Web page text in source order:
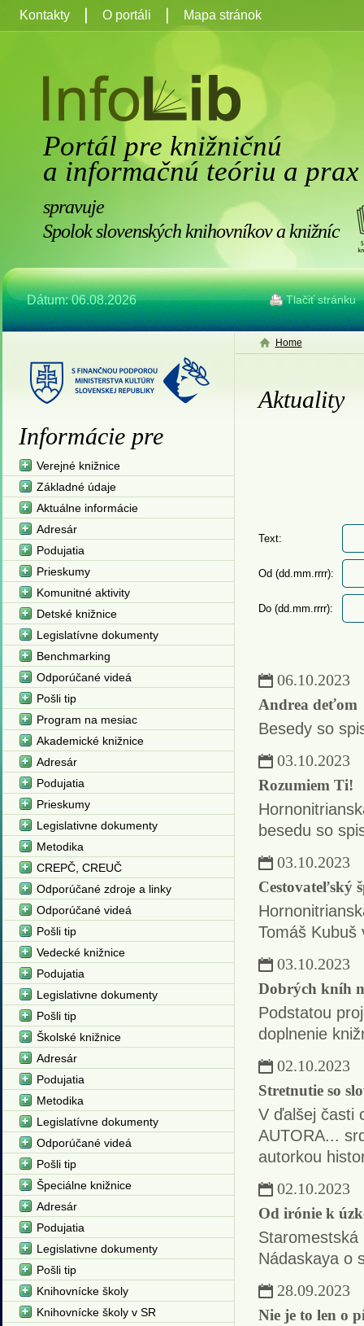
Portál pre knižničnú
a informačnú teóriu a prax
spravuje
Spolok slovenských knihovníkov a knižníc
Dátum: 06.08.2026 Tlačiť stránku
Kontakty O portáli Mapa stránok
Home
Aktuality
Text:
Od (dd.mm.rrrr):
Do (dd.mm.rrrr):
06.10.2023
Andrea deťom
Besedy so
03.10.2023
Rozumiem Ti!
besedu so
03.10.2023
Cestovateľský
Tomáš
03.10.2023
Dobrých kníh
Podstatou
doplnenie
02.10.2023
Stretnutie so
V ďalšej časti
AUTORA...
autorkou
02.10.2023
Od irónie k
Staromestská
Nádaskaya o
28.09.2023
Nie je to len o
Informácie pre
Verejné knižnice
Základné údaje
Aktuálne informácie
Adresár
Podujatia
Prieskumy
Komunitné aktivity
Detské knižnice
Legislatívne dokumenty
Benchmarking
Odporúčané videá
Pošli tip
Program na mesiac
Akademické knižnice
Adresár
Podujatia
Prieskumy
Legislativne dokumenty
Metodika
CREPČ, CREUČ
Odporúčané zdroje a linky
Odporúčané videá
Pošli tip
Vedecké knižnice
Podujatia
Legislativne dokumenty
Pošli tip
Školské knižnice
Adresár
Podujatia
Metodika
Legislatívne dokumenty
Odporúčané videá
Pošli tip
Špeciálne knižnice
Adresár
Podujatia
Legislativne dokumenty
Pošli tip
Knihovnícke školy
Knihovnícke školy v SR